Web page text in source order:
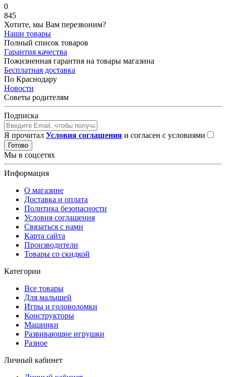
0
845
Хотите, мы Вам перезвоним?
Наши товары
Полный список товаров
Гарантия качества
Пожизненная гарантия на товары магазина
Бесплатная доставка
По Краснодару
Новости
Советы родителям
Подписка
Я прочитал Условия соглашения и согласен с условиями
Готово
Мы в соцсетях
Информация
О магазине
Доставка и оплата
Политика безопасности
Условия соглашения
Связаться с нами
Карта сайта
Производители
Товары со скидкой
Категории
Все товары
Для малышей
Игры и головоломки
Конструкторы
Машинки
Развивающие игрушки
Разное
Личный кабинет